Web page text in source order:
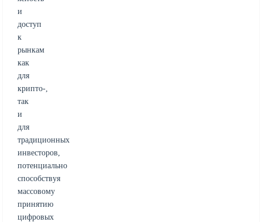
и
доступ
к
рынкам
как
для
крипто-,
так
и
для
традиционных
инвесторов,
потенциально
способствуя
массовому
принятию
цифровых